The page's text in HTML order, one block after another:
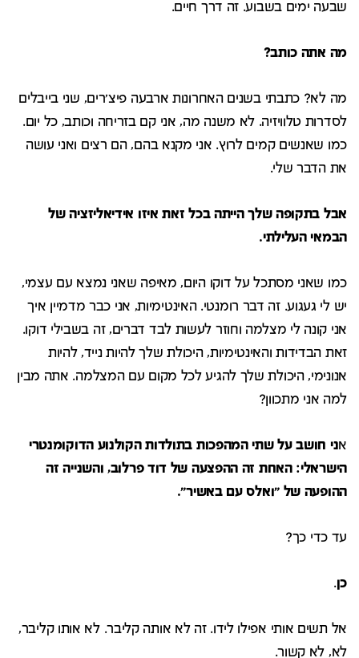
שבעה ימים בשבוע. זה דרך חיים.
מה אתה כותב?
מה לא? כתבתי בשנים האחרונות ארבעה פיצ'רים, שני בייבלים
לסדרות טלוויזיה. לא משנה מה, אני קם בזריחה וכותב, כל יום.
כמו שאנשים קמים לרוץ. אני מקנא בהם, הם רצים ואני עושה
את הדבר שלי.
אבל בתקופה שלך הייתה בכל זאת איזו אידיאליזציה של
הבמאי העלילתי.
כמו שאני מסתכל על דוקו היום, מאיפה שאני נמצא עם עצמי,
יש לי געגוע. זה דבר רומנטי. האינטימיות, אני כבר מדמיין איך
אני קונה לי מצלמה וחוזר לעשות לבד דברים, זה בשבילי דוקו.
זאת הבדידות והאינטימיות, היכולת שלך להיות נייד, להיות
אנונימי, היכולת שלך להגיע לכל מקום עם המצלמה. אתה מבין
למה אני מתכוון?
אני חושב על שתי המהפכות בתולדות הקולנוע הדוקומנטרי
הישראלי: האחת זה ההפצעה של דוד פרלוב, והשנייה זה
ההופעה של "ואלס עם באשיר".
עד כדי כך?
כן.
אל תשים אותי אפילו לידו. זה לא אותה קליבר. לא אותו קליבר,
לא, לא קשור.